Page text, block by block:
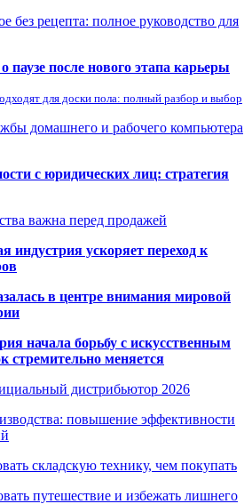
без рецепта: полное руководство для
после нового этапа карьеры
для доски пола: полный разбор и выбор
домашнего и рабочего компьютера
с юридических лиц: стратегия
важна перед продажей
индустрия ускоряет переход к
в центре внимания мировой
начала борьбу с искусственным
меняется
дистрибьютор 2026
повышение эффективности
складскую технику, чем покупать
путешествие и избежать лишнего